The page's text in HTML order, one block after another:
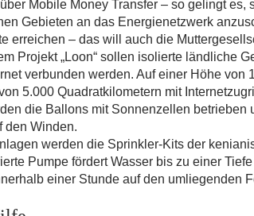
Mobile Money Transfer – so gelingt es,
Gebieten an das Energienetzwerk
erreichen – das will auch die
Projekt „Loon“ sollen isolierte ländliche
verbunden werden. Auf einer Höhe von
5.000 Quadratkilometern mit
die Ballons mit Sonnenzellen betrieben
den Winden.
werden die Sprinkler-Kits der
Pumpe fördert Wasser bis zu einer
einer Stunde auf den umliegenden